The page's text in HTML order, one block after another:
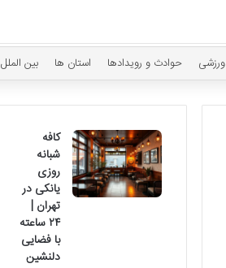
ورزشی حوادث و رویدادها استان ها بین الملل
کافه
شبانه
روزی
یانکی در
تهران |
۲۴ ساعته
با فضایی
دلنشین